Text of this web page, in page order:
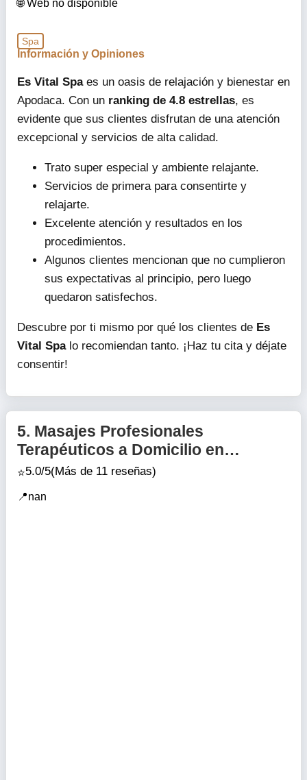
Web no disponible
Spa
Información y Opiniones
Es Vital Spaes un oasis de relajación y bienestar en
Apodaca. Con un ranking de 4.8 estrellas, es
evidente que sus clientes disfrutan de una atención
excepcional y servicios de alta calidad.
Trato super especial y ambiente relajante.
Servicios de primera para consentirte y
relajarte.
Excelente atención y resultados en los
procedimientos.
Algunos clientes mencionan que no cumplieron
sus expectativas al principio, pero luego
quedaron satisfechos.
Descubre por ti mismo por qué los clientes de Es
Vital Spalo recomiendan tanto. ¡Haz tu cita y déjate
consentir!
5. Masajes Profesionales
Terapéuticos a Domicilio en
Monterrey - Camino a Nirvana Spa
5.0/5(Más de 11 reseñas)
nan